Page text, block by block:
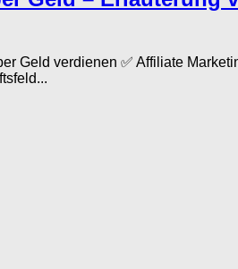
Geld verdienen ✅ Affiliate